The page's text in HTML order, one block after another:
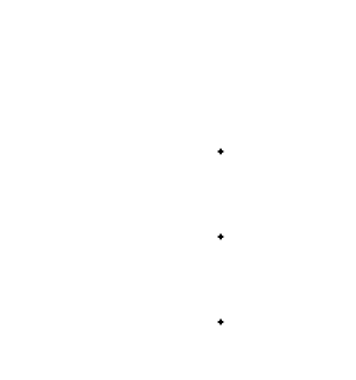
erfolgt nur durch aktive
– Nutzerinnen und Nutzer